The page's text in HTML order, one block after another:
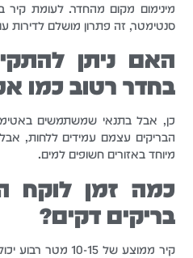
סנטימטר, זה פתרון מושלם לדירות
האם ניתן
בחדר רטוב כמו
כן, אבל בתנאי שמשתמשים
הבריקים עצמם עמידים ללחות, אבל
מיוחד באזורים חשופים למים.
כמה זמן לוקח
בריקים דקים?
קיר ממוצע של 10-15